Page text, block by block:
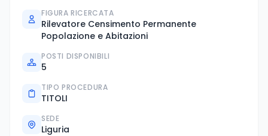
FIGURA RICERCATA
Rilevatore Censimento Permanente
Popolazione e Abitazioni
POSTI DISPONIBILI
5
TIPO PROCEDURA
TITOLI
SEDE
Liguria